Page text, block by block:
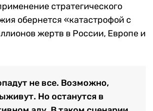
стратегического
обернется «катастрофой с
жертв в России, Европе и
не все. Возможно,
Но останутся в